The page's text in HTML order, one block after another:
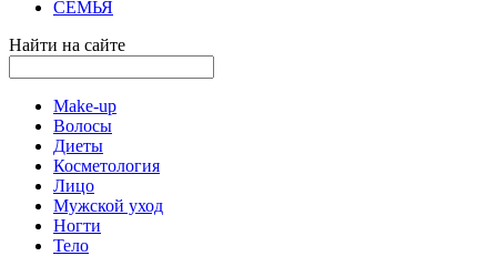
СЕМЬЯ
Найти на сайте
Make-up
Волосы
Диеты
Косметология
Лицо
Мужской уход
Ногти
Тело